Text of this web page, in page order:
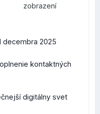
zobrazení
2025
kontaktných
digitálny svet